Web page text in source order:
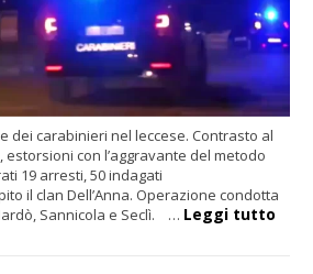
dei carabinieri nel leccese. Contrasto al
con l’aggravante del metodo
19 arresti, 50 indagati
il clan Dell’Anna. Operazione condotta
Sannicola e Seclì. … Leggi tutto